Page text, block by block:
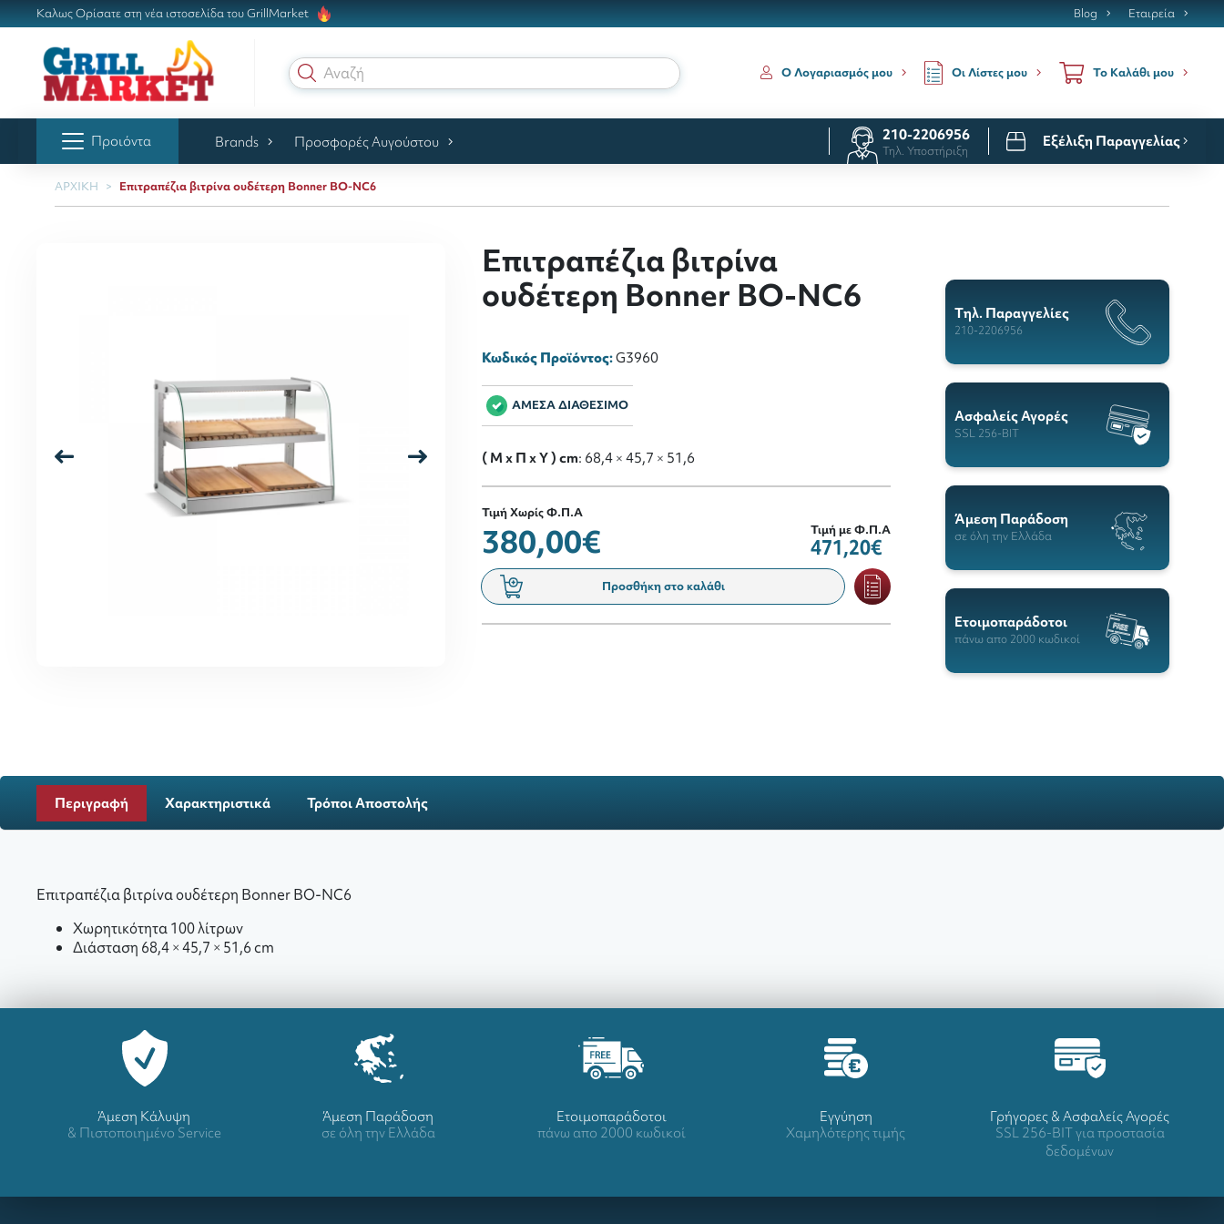
Καλως Ορίσατε στη νέα ιστοσελίδα του GrillMarket Blog Εταιρεία
Αναζήτηση Ο Λογαριασμός μου Οι Λίστες μου Το Καλάθι μου
Προιόντα Brands Προσφορές Αυγούστου 210-2206956
Τηλ. Υποστήριξη
Εξέλιξη Παραγγελίας
ΑΡΧΙΚΗ Επιτραπέζια βιτρίνα ουδέτερη Bonner BO-NC6
Επιτραπέζια βιτρίνα
ουδέτερη Bonner BO-NC6
Κωδικός Προϊόντος:G3960
ΑΜΕΣΑ ΔΙΑΘΕΣΙΜΟ
( M x Π x Y ) cm: 68,4 × 45,7 × 51,6
Τιμή Χωρίς Φ.Π.Α
380,00€ Τιμή με Φ.Π.Α
471,20€
Προσθήκη στο καλάθι
Tηλ. Παραγγελίες
210-2206956
Ασφαλείς Αγορές
SSL 256-BIT
Άμεση Παράδοση
σε όλη την Ελλάδα
Ετοιμοπαράδοτοι
πάνω απο 2000 κωδικοί
Περιγραφή Χαρακτηριστικά Τρόποι Αποστολής
Επιτραπέζια βιτρίνα ουδέτερη Bonner BO-NC6
Χωρητικότητα 100 λίτρων
Διάσταση 68,4 × 45,7 × 51,6 cm
Άμεση Κάλυψη
& Πιστοποιημένο Service
Άμεση Παράδοση
σε όλη την Ελλάδα
Ετοιμοπαράδοτοι
πάνω απο 2000 κωδικοί
Eγγύηση
Χαμηλότερης τιμής
Γρήγορες & Ασφαλείς Αγορές
SSL 256-BIT για προστασία
δεδομένων